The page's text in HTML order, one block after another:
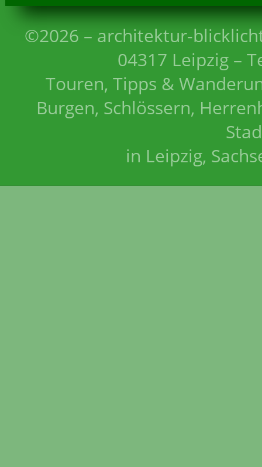
©2026 – architektur-
04317 Leipzig –
Touren, Tipps &
Burgen, Schlössern,
in Leipzig,